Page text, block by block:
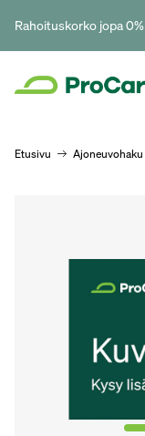
Rahoituskorko jopa 0%
Etusivu Ajoneuvohaku